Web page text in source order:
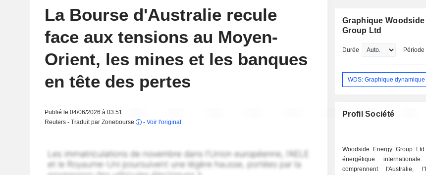
La Bourse d'Australie recule
face aux tensions au Moyen-
Orient, les mines et les banques
en tête des pertes
Publié le 04/06/2026 à 03:51
Reuters - Traduit par Zonebourse
- Voir l'original
Graphique
Group Ltd
Durée Période
WDS: Graphique dynamique
Profil Société
Woodside Energy Group
énergétique
comprennent l'Australie,